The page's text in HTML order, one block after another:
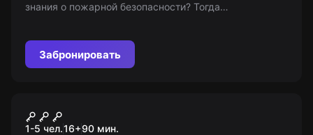
знания о пожарной безопасности? Тогда
для вас.
Забронировать
Обитель мертвых
1-5 чел.16+90 мин.